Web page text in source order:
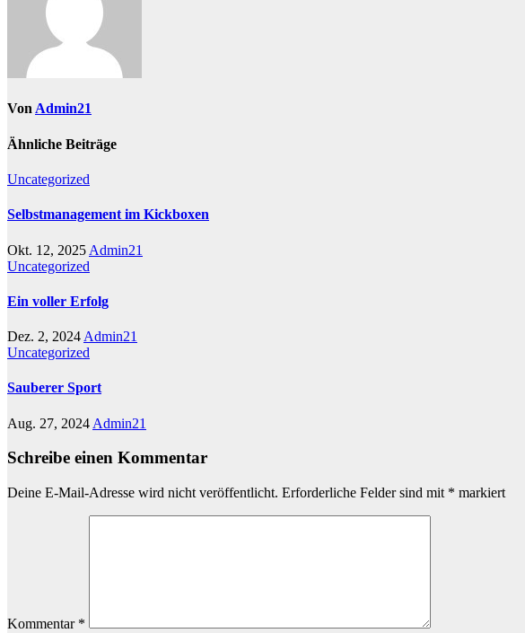
VonAdmin21
Ähnliche Beiträge
Uncategorized
Selbstmanagement im Kickboxen
Okt. 12, 2025 Admin21
Uncategorized
Ein voller Erfolg
Dez. 2, 2024 Admin21
Uncategorized
Sauberer Sport
Aug. 27, 2024 Admin21
Schreibe einen Kommentar
Deine E-Mail-Adresse wird nicht veröffentlicht. Erforderliche Felder sind mit * markiert
Kommentar *